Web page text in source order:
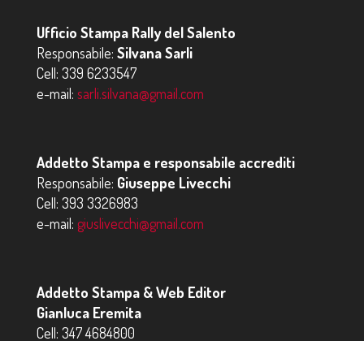
Ufficio Stampa Rally del Salento
Responsabile: Silvana Sarli
Cell: 339 6233547
e-mail: sarli.silvana@gmail.com
Addetto Stampa e responsabile accrediti
Responsabile: Giuseppe Livecchi
Cell: 393 3326983
e-mail: giuslivecchi@gmail.com
Addetto Stampa & Web Editor
Gianluca Eremita
Cell: 347 4684800